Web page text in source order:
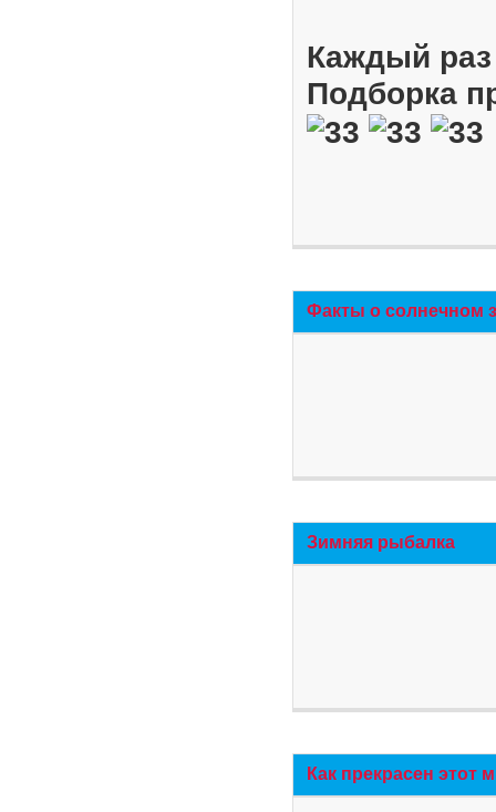
Каждый
Подборка
Факты о солнечном
Зимняя рыбалка
Как прекрасен этот